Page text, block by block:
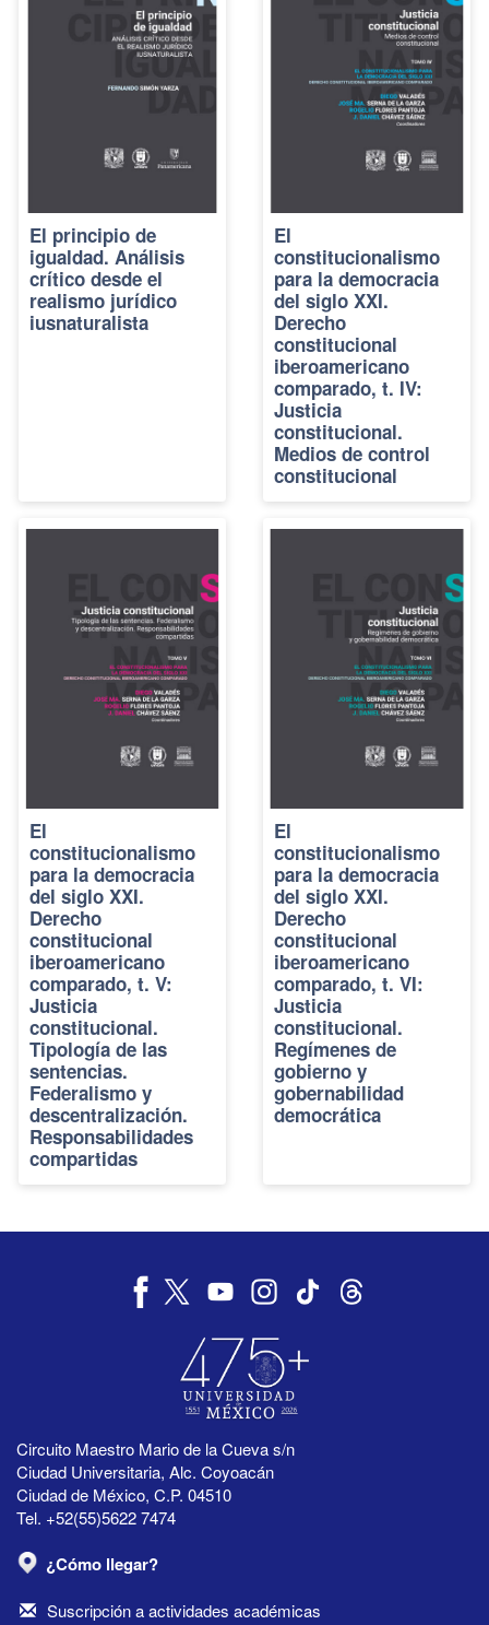
El principio de
igualdad. Análisis
crítico desde el
realismo jurídico
iusnaturalista
El
constitucionalismo
para la democracia
del siglo XXI.
Derecho
constitucional
iberoamericano
comparado, t. IV:
Justicia
constitucional.
Medios de control
constitucional
El
constitucionalismo
para la democracia
del siglo XXI.
Derecho
constitucional
iberoamericano
comparado, t. V:
Justicia
constitucional.
Tipología de las
sentencias.
Federalismo y
descentralización.
Responsabilidades
compartidas
El
constitucionalismo
para la democracia
del siglo XXI.
Derecho
constitucional
iberoamericano
comparado, t. VI:
Justicia
constitucional.
Regímenes de
gobierno y
gobernabilidad
democrática
Circuito Maestro Mario de la Cueva s/n
Ciudad Universitaria, Alc. Coyoacán
Ciudad de México, C.P. 04510
Tel. +52(55)5622 7474
¿Cómo llegar?
Suscripción a actividades académicas